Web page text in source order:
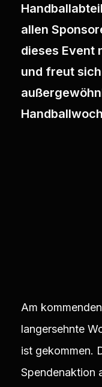
allen
dieses Event
und freut
Am
langersehnte
ist gekommen.
Spendenaktion